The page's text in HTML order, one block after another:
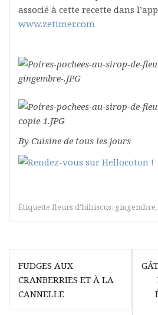
associé à cette recette dans
www.zetimer.com
By Cuisine de tous les jours
Étiquette fleurs d'hibiscus, gingembre,
Navigation
de
l’article
FUDGES AUX
CRANBERRIES ET À LA
CANNELLE